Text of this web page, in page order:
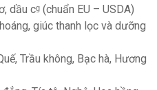
dầu cᵍ (chuẩn EU – USDA)
giúc thanh lọc và dưỡng
Trầu không, Bạc hà, Hương